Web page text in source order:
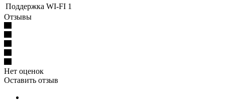
Поддержка WI-FI 1
Отзывы
Нет оценок
Оставить отзыв